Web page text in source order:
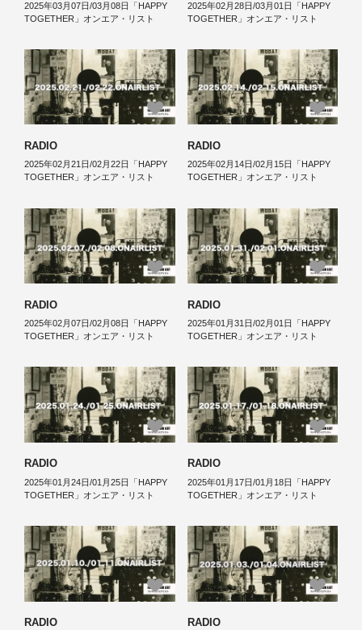
2025年03月07日/03月08日「HAPPY
TOGETHER」オンエア・リスト
2025年02月28日/03月01日「HAPPY
TOGETHER」オンエア・リスト
RADIO
2025年02月21日/02月22日「HAPPY
TOGETHER」オンエア・リスト
RADIO
2025年02月14日/02月15日「HAPPY
TOGETHER」オンエア・リスト
RADIO
2025年02月07日/02月08日「HAPPY
TOGETHER」オンエア・リスト
RADIO
2025年01月31日/02月01日「HAPPY
TOGETHER」オンエア・リスト
RADIO
2025年01月24日/01月25日「HAPPY
TOGETHER」オンエア・リスト
RADIO
2025年01月17日/01月18日「HAPPY
TOGETHER」オンエア・リスト
RADIO RADIO